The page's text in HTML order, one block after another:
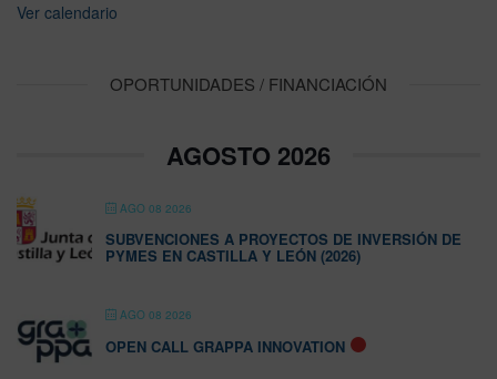
Ver calendario
OPORTUNIDADES / FINANCIACIÓN
AGOSTO 2026
AGO 08 2026
SUBVENCIONES A PROYECTOS DE INVERSIÓN DE
PYMES EN CASTILLA Y LEÓN (2026)
AGO 08 2026
OPEN CALL GRAPPA INNOVATION